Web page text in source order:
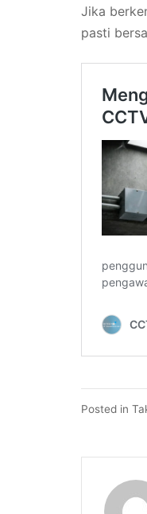
Jika
pasti
Posted in